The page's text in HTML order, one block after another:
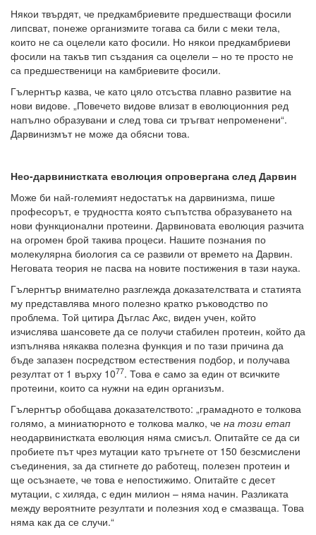
Някои твърдят, че предкамбриевите предшестващи фосили
липсват, понеже организмите тогава са били с меки тела,
които не са оцелели като фосили. Но някои предкамбриеви
фосили на такъв тип създания са оцелели – но те просто не
са предшественици на камбриевите фосили.
Гълернтър казва, че като цяло отсъства плавно развитие на
нови видове. „Повечето видове влизат в еволюционния ред
напълно образувани и след това си тръгват непроменени“.
Дарвинизмът не може да обясни това.
Нео-дарвинистката еволюция опровергана след Дарвин
Може би най-големият недостатък на дарвинизма, пише
професорът, е трудността която съпътства образуването на
нови функционални протеини. Дарвиновата еволюция разчита
на огромен брой такива процеси. Нашите познания по
молекулярна биология са се развили от времето на Дарвин.
Неговата теория не пасва на новите постижения в тази наука.
Гълернтър внимателно разглежда доказателствата и статията
му представлява много полезно кратко ръководство по
проблема. Той цитира Дъглас Акс, виден учен, който
изчислява шансовете да се получи стабилен протеин, който да
изпълнява някаква полезна функция и по тази причина да
бъде запазен посредством естествения подбор, и получава
резултат от 1 върху 1077. Това е само за един от всичките
протеини, които са нужни на един организъм.
Гълернтър обобщава доказателството: „грамадното е толкова
голямо, а миниатюрното е толкова малко, че на този етап
неодарвинистката еволюция няма смисъл. Опитайте се да си
пробиете път чрез мутации като тръгнете от 150 безсмислени
съединения, за да стигнете до работещ, полезен протеин и
ще осъзнаете, че това е непостижимо. Опитайте с десет
мутации, с хиляда, с един милион – няма начин. Разликата
между вероятните резултати и полезния ход е смазваща. Това
няма как да се случи.“